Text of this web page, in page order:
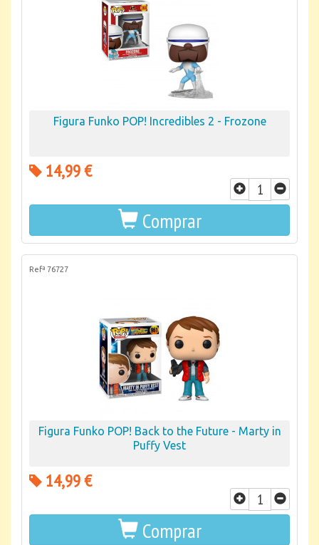
Figura Funko POP! Incredibles 2 - Frozone
14,99 €
Comprar
Refª 76727
Figura Funko POP! Back to the Future - Marty in
Puffy Vest
14,99 €
Comprar